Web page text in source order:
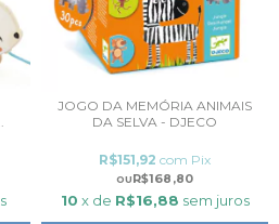
JOGO DA MEMÓRIA ANIMAIS
DA SELVA - DJECO
R$168,80
R$151,92 com Pix
10 x de R$16,88 sem juros